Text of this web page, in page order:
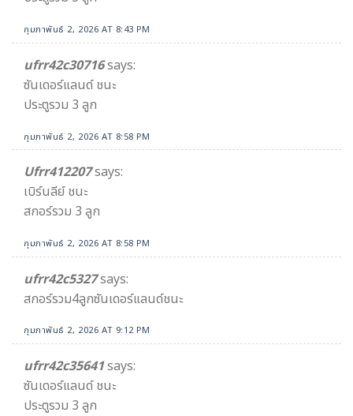
กุมภาพันธ์ 2, 2026 AT 8:43 PM
ufrr42c30716says:
ซันเดอร์แลนด์ ชนะ
ประตูรวม 3 ลูก
กุมภาพันธ์ 2, 2026 AT 8:58 PM
Ufrr412207says:
เบิร์นลีย์ ชนะ
สกอร์รวม 3 ลูก
กุมภาพันธ์ 2, 2026 AT 8:58 PM
ufrr42c5327says:
สกอร์รวม4ลูกซันเดอร์แลนด์ชนะ
กุมภาพันธ์ 2, 2026 AT 9:12 PM
ufrr42c35641says:
ซันเดอร์แลนด์ ชนะ
ประตูรวม 3 ลูก